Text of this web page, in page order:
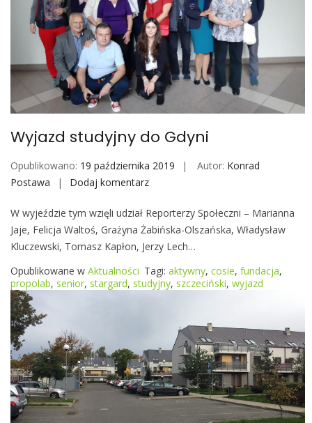
C
A
L
T
a
r
g
Wyjazd studyjny do Gdyni
Opublikowano: 19 października 2019 Autor: Konrad
Postawa
Dodaj komentarz
j
a
z
d
s
y
j
n
y
W wyjeździe tym wzięli udział Reporterzy Społeczni – Marianna
Jaje, Felicja Waltoś, Grażyna Żabińska-Olszańska, Władysław
Kluczewski, Tomasz Kapłon, Jerzy Lech…
Opublikowane w Aktualności Tagi: aktywny, cosie, fundacja,
propolab, senior, stargard, studyjny, szczeciński, wyjazd